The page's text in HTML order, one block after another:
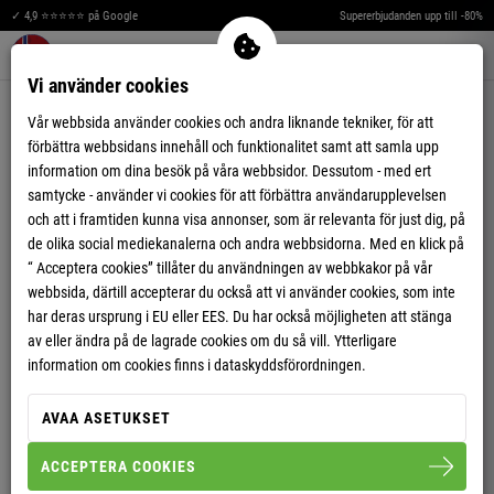
✓ 4,9 ⭐⭐⭐⭐⭐ på Google Supererbjudanden upp till -80%
Warenkorb aufklappen
FLEECEJACKA NORKY HERR
HERR
M XL XXL 3XL
Vi använder cookies
Vår webbsida använder cookies och andra liknande tekniker, för att
förbättra webbsidans innehåll och funktionalitet samt att samla upp
information om dina besök på våra webbsidor. Dessutom - med ert
samtycke - använder vi cookies för att förbättra användarupplevelsen
och att i framtiden kunna visa annonser, som är relevanta för just dig, på
de olika social mediekanalerna och andra webbsidorna. Med en klick på
“ Acceptera cookies” tillåter du användningen av webbkakor på vår
webbsida, därtill accepterar du också att vi använder cookies, som inte
har deras ursprung i EU eller EES. Du har också möjligheten att stänga
av eller ändra på de lagrade cookies om du så vill. Ytterligare
information om cookies finns i dataskyddsförordningen.
AVAA ASETUKSET
ACCEPTERA COOKIES